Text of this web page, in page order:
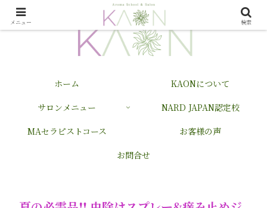
ホーム
KAONについて
サロンメニュー
NARD JAPAN認定校
MAセラピストコース
お客様の声
お問合せ
メニュー 検索